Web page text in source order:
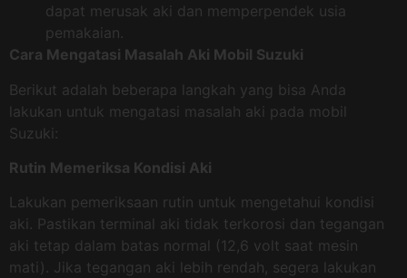
dapat merusak aki dan memperpendek usia
pemakaian.
Cara Mengatasi Masalah Aki Mobil Suzuki
Berikut adalah beberapa langkah yang bisa Anda
lakukan untuk mengatasi masalah aki pada mobil
Suzuki:
Rutin Memeriksa Kondisi Aki
Lakukan pemeriksaan rutin untuk mengetahui kondisi
aki. Pastikan terminal aki tidak terkorosi dan tegangan
aki tetap dalam batas normal (12,6 volt saat mesin
mati). Jika tegangan aki lebih rendah, segera lakukan